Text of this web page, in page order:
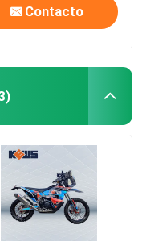
Contacto